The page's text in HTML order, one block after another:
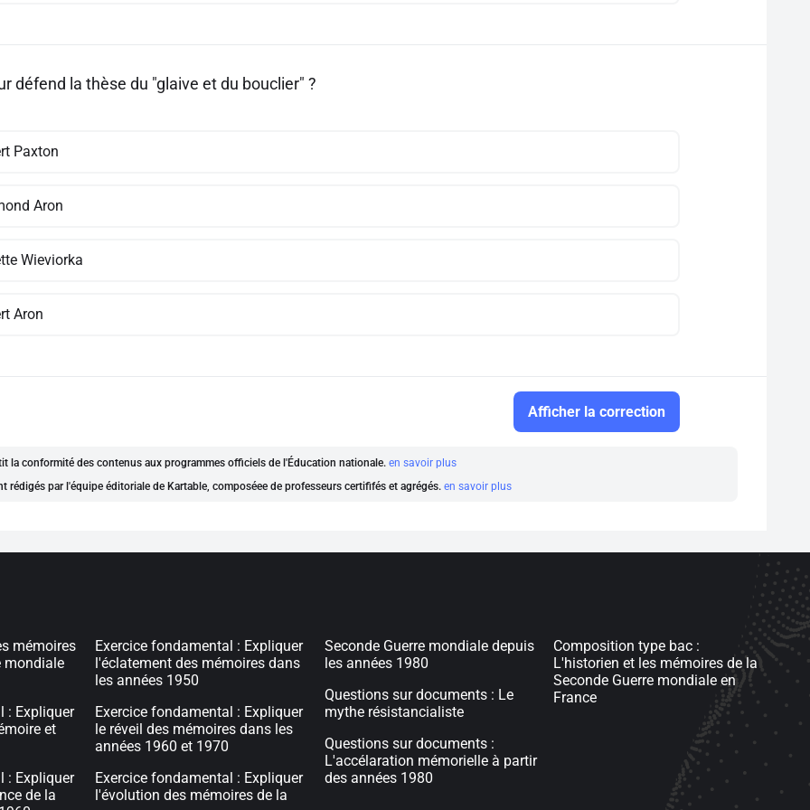
défend la thèse du "glaive et du bouclier" ?
Paxton
Aron
Wieviorka
Aron
Afficher la correction
la conformité des contenus aux programmes officiels de l'Éducation nationale. en savoir plus
rédigés par l'équipe éditoriale de Kartable, composéee de professeurs certififés et agrégés. en savoir plus
mémoires
mondiale
: Expliquer
et
: Expliquer
de la
Exercice fondamental : Expliquer
l'éclatement des mémoires dans
les années 1950
Exercice fondamental : Expliquer
le réveil des mémoires dans les
années 1960 et 1970
Exercice fondamental : Expliquer
l'évolution des mémoires de la
Seconde Guerre mondiale depuis
les années 1980
Questions sur documents : Le
mythe résistancialiste
Questions sur documents :
L'accélaration mémorielle à partir
des années 1980
Composition type bac :
L'historien et les mémoires de la
Seconde Guerre mondiale en
France